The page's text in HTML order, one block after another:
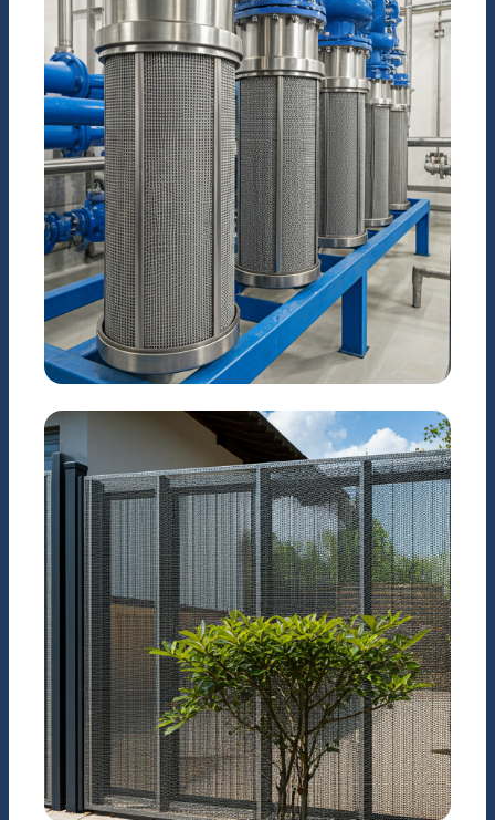
Hệ thống lọc nước & Hóa
chất